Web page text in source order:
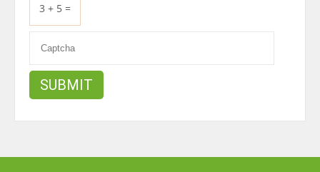
3 + 5 =